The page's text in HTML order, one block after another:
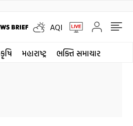
AQI
કૃષિ મહારાષ્ટ્ર ભક્તિ સમાચાર